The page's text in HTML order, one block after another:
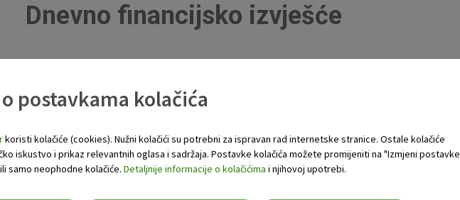
Dnevno financijsko izvješće
postavkama kolačića
koristi kolačiće (cookies). Nužni kolačići su potrebni za ispravan rad internetske stranice. Ostale kolačiće
iskustvo i prikaz relevantnih oglasa i sadržaja. Postavke kolačića možete promijeniti na "Izmjeni postavke
samo neophodne kolačiće. Detaljnije informacije o kolačićima i njihovoj upotrebi.